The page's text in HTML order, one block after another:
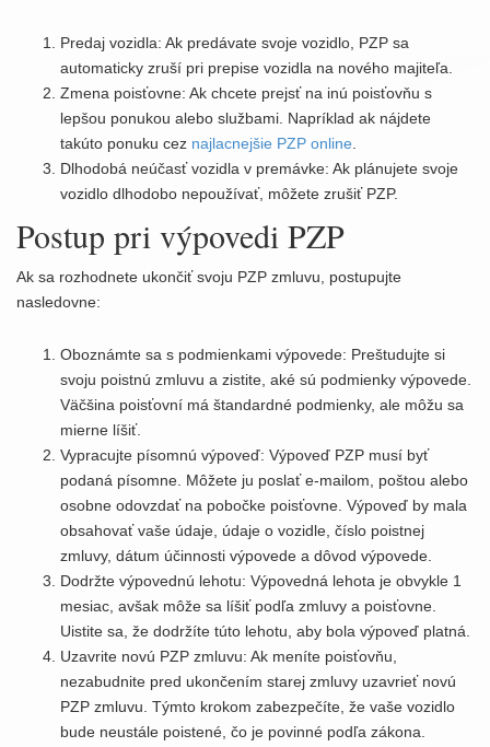
Predaj vozidla: Ak predávate svoje vozidlo, PZP sa
automaticky zruší pri prepise vozidla na nového majiteľa.
Zmena poisťovne: Ak chcete prejsť na inú poisťovňu s
lepšou ponukou alebo službami. Napríklad ak nájdete
takúto ponuku cez najlacnejšie PZP online
Dlhodobá neúčasť vozidla v premávke: Ak plánujete svoje
vozidlo dlhodobo nepoužívať, môžete zrušiť PZP.
Postup pri výpovedi PZP
Ak sa rozhodnete ukončiť svoju PZP zmluvu, postupujte
nasledovne:
Oboznámte sa s podmienkami výpovede: Preštudujte si
svoju poistnú zmluvu a zistite, aké sú podmienky výpovede.
Väčšina poisťovní má štandardné podmienky, ale môžu sa
mierne líšiť.
Vypracujte písomnú výpoveď: Výpoveď PZP musí byť
podaná písomne. Môžete ju poslať e-mailom, poštou alebo
osobne odovzdať na pobočke poisťovne. Výpoveď by mala
obsahovať vaše údaje, údaje o vozidle, číslo poistnej
zmluvy, dátum účinnosti výpovede a dôvod výpovede.
Dodržte výpovednú lehotu: Výpovedná lehota je obvykle 1
mesiac, avšak môže sa líšiť podľa zmluvy a poisťovne.
Uistite sa, že dodržíte túto lehotu, aby bola výpoveď platná.
Uzavrite novú PZP zmluvu: Ak meníte poisťovňu,
nezabudnite pred ukončením starej zmluvy uzavrieť novú
PZP zmluvu. Týmto krokom zabezpečíte, že vaše vozidlo
bude neustále poistené, čo je povinné podľa zákona.